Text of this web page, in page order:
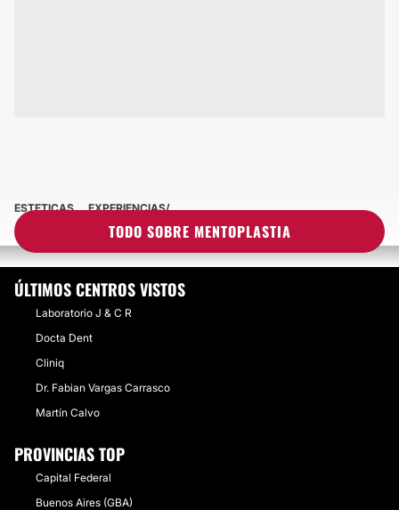
TODO SOBRE MENTOPLASTIA
ESTETICAS
EXPERIENCIAS
EXPERIENCIAS SOBRE MENTOPLASTIA
ÚLTIMOS CENTROS VISTOS
Laboratorio J & C R
Docta Dent
Cliniq
Dr. Fabian Vargas Carrasco
Martín Calvo
PROVINCIAS TOP
Capital Federal
Buenos Aires (GBA)